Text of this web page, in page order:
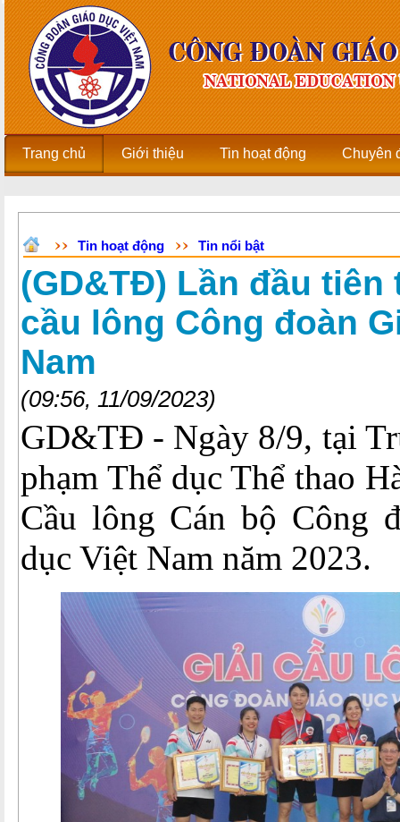
Trang chủ Giới thiệu Tin hoạt động Chuyên
Tin hoạt động Tin nổi bật
(GD&TĐ) Lần đầu
cầu lông Công đoàn
Nam
(09:56, 11/09/2023)
GD&TĐ - Ngày 8/9, tại
phạm Thể dục Thể thao
Cầu lông Cán bộ Công
dục Việt Nam năm 2023.